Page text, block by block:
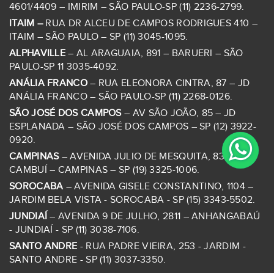
4601/4409 – IMIRIM – SÃO PAULO-SP (11) 2236-2799.
ITAIM – RUA DR ALCEU DE CAMPOS RODRIGUES 410 –
ITAIM – SÃO PAULO – SP (11) 3045-1095.
ALPHAVILLE – AL ARAGUAIA, 891 – BARUERI – SÃO
PAULO-SP 11 3035-4092.
ANÁLIA FRANCO– RUA ELEONORA CINTRA, 87 – JD
ANÁLIA FRANCO – SÃO PAULO-SP (11) 2268-0126.
SÃO JOSÉ DOS CAMPOS– AV SÃO JOÃO, 85 – JD
ESPLANADA – SÃO JOSÉ DOS CAMPOS – SP (12) 3922-
0920.
CAMPINAS– AVENIDA JULIO DE MESQUITA, 839 –
CAMBUÍ – CAMPINAS – SP (19) 3325-1006.
SOROCABA – AVENIDA GISELE CONSTANTINO, 1104 –
JARDIM BELA VISTA - SOROCABA - SP (15) 3343-5502.
JUNDIAÍ – AVENIDA 9 DE JULHO, 2811 – ANHANGABAÚ
- JUNDIAÍ - SP (11) 3038-7106.
SANTO ANDRE - RUA PADRE VIEIRA, 253 - JARDIM -
SANTO ANDRE - SP (11) 3037-3350.